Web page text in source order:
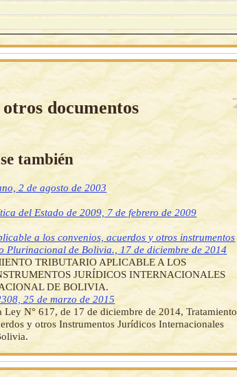
documentos
también
2 de agosto de 2003
del Estado de 2009, 7 de febrero de 2009
a los convenios, acuerdos y otros instrumentos
Plurinacional de Bolivia., 17 de diciembre de 2014
TRIBUTARIO APLICABLE A LOS
JURÍDICOS INTERNACIONALES
DE BOLIVIA.
25 de marzo de 2015
N° 617, de 17 de diciembre de 2014, Tratamiento
y otros Instrumentos Jurídicos Internacionales